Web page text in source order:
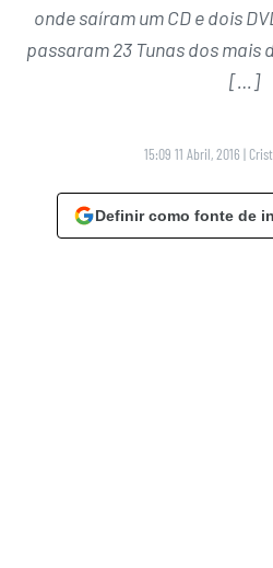
onde saíram um CD e dois
passaram 23 Tunas dos mais
[…]
15:09 11 Abril, 2016 |
Definir como fonte de